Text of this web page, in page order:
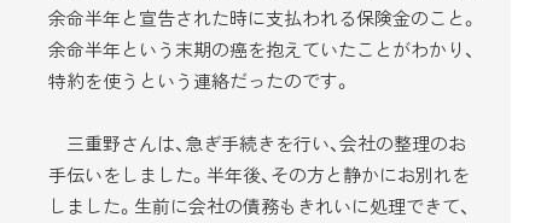
余命半年と宣告された時に支払われる保険金のこと。
余命半年という末期の癌を抱えていたことがわかり、
特約を使うという連絡だったのです。
三重野さんは、急ぎ手続きを行い、会社の整理のお
手伝いをしました。半年後、その方と静かにお別れを
しました。生前に会社の債務もきれいに処理できて、